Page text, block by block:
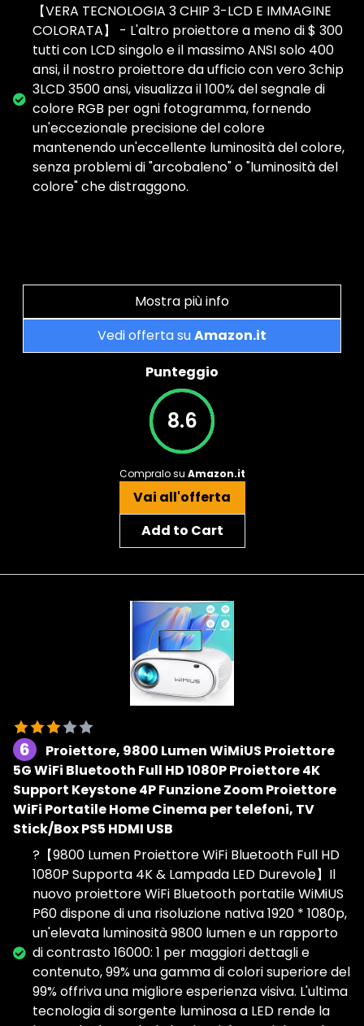
【VERA TECNOLOGIA 3 CHIP 3-LCD E IMMAGINE
COLORATA】 - L'altro proiettore a meno di $ 300
tutti con LCD singolo e il massimo ANSI solo 400
ansi, il nostro proiettore da ufficio con vero 3chip
3LCD 3500 ansi, visualizza il 100% del segnale di
colore RGB per ogni fotogramma, fornendo
un'eccezionale precisione del colore
mantenendo un'eccellente luminosità del colore,
senza problemi di "arcobaleno" o "luminosità del
colore" che distraggono.
Mostra più info
Vedi offerta suAmazon.it
Punteggio
8.6
Compralo su Amazon.it
Vai all'offerta
Add to Cart
6
Proiettore, 9800 Lumen WiMiUS Proiettore
5G WiFi Bluetooth Full HD 1080P Proiettore 4K
Support Keystone 4P Funzione Zoom Proiettore
WiFi Portatile Home Cinema per telefoni, TV
Stick/Box PS5 HDMI USB
?【9800 Lumen Proiettore WiFi Bluetooth Full HD
1080P Supporta 4K & Lampada LED Durevole】Il
nuovo proiettore WiFi Bluetooth portatile WiMiUS
P60 dispone di una risoluzione nativa 1920 * 1080p,
un'elevata luminosità 9800 lumen e un rapporto
di contrasto 16000: 1 per maggiori dettagli e
contenuto, 99% una gamma di colori superiore del
99% offriva una migliore esperienza visiva. L'ultima
tecnologia di sorgente luminosa a LED rende la